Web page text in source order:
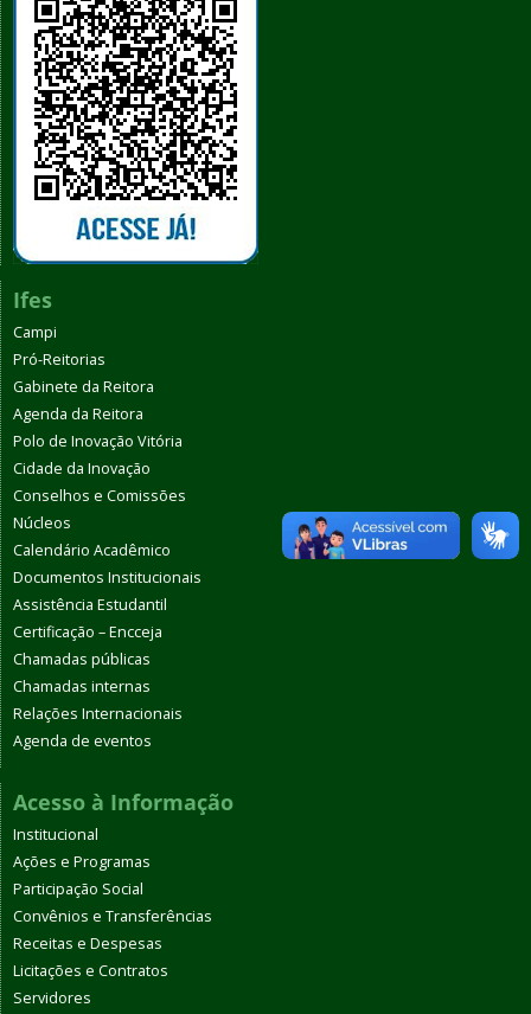
Ifes
Campi
Pró-Reitorias
Gabinete da Reitora
Agenda da Reitora
Polo de Inovação Vitória
Cidade da Inovação
Conselhos e Comissões
Núcleos
Calendário Acadêmico
Documentos Institucionais
Assistência Estudantil
Certificação – Encceja
Chamadas públicas
Chamadas internas
Relações Internacionais
Agenda de eventos
Acesso à Informação
Institucional
Ações e Programas
Participação Social
Convênios e Transferências
Receitas e Despesas
Licitações e Contratos
Servidores